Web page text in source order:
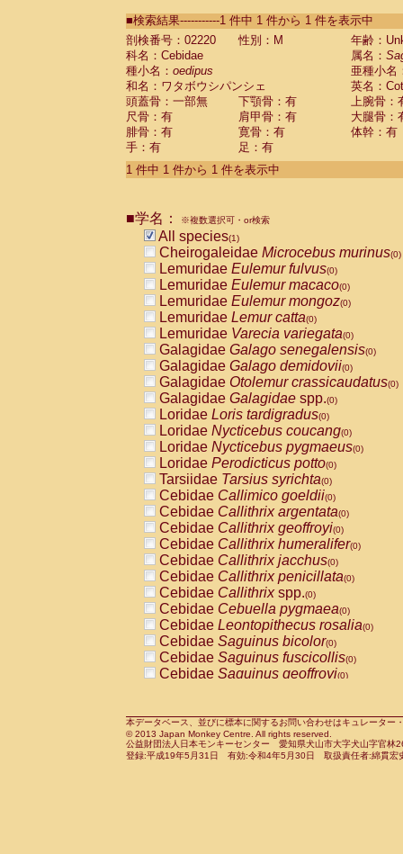
CebidaeSaguinus labiatus(0)
Cebidae Saguinus leucopus (0)
Cebidae
Cebidae
CebidaeSaguinus nigricollis (0)
Cebidae Saguinus oedipus
Cebidae Saguinus weddelli
Cebidae Saguinusspp.
Cebidae Aotus trivirgatus
Cebidae Cebus albifrons
CebidaeCebus nigrivittatus
CebidaeCebus
CebidaeSaimiri boliviensis(0)
CebidaeSaimiri sciureus(0)
AtelidaeAlouatta caraya(0)
AtelidaeAlouatta fusca(0)
AtelidaeAlouatta seniculus
AtelidaeAlouattaspp.(0)
AtelidaeAteles belzebuth(0)
AtelidaeAteles geoffroyi(0)
AtelidaeAteles paniscus(0)
AtelidaeAtelesspp.(0)
Atelidae Lagothrix lagothricha
AtelidaeLagothrix lagothricha cana
PitheciidaeCacajao calvus
PitheciidaeCallicebus cupreus
PitheciidaeCallicebus donacophilus
PitheciidaeCallicebus moloch
PitheciidaeCallicebus torquatus
PitheciidaeCallicebusspp.(0)
PitheciidaeChiropotes satanas(0)
PitheciidaePithecia monachus
PitheciidaePithecia pithecia(0)
CercopithecidaeCercocebus agilis
CercopithecidaeCercocebus
CercopithecidaeCercocebus
CercopithecidaeCercocebus
CercopithecidaeCercocebus
CercopithecidaeCercocebushybrid
CercopithecidaePapio anubis(0)
CercopithecidaePapio cynocephalus
CercopithecidaePapio hamadryas(0)
■検索結果-----------1 件中 1 件から 1 件を表示中
剖検番号：02220
性別：M
年齢：
科名：Cebidae
属名：
種小名： oedipus
亜種小名
和名：ワタボウシパンシェ
英名：
頭蓋骨：一部無
下顎骨：有
上腕骨：
尺骨：有
肩甲骨：有
大腿骨：
腓骨：有
寛骨：有
体幹：有
手：有
足：有
1 件中 1 件から 1 件を表示中
■学名： ※複数選択可・or検索
All species(1)
Cheirogaleidae Microcebus murinus(0)
Lemuridae Eulemur fulvus(0)
Lemuridae Eulemur macaco(0)
Lemuridae Eulemur mongoz(0)
Lemuridae Lemur catta(0)
Lemuridae Varecia variegata(0)
Galagidae Galago senegalensis(0)
Galagidae Galago demidovii(0)
Galagidae Otolemur crassicaudatus(0)
Galagidae Galagidae spp.(0)
Loridae Loris tardigradus(0)
Loridae Nycticebus coucang(0)
Loridae Nycticebus pygmaeus(0)
Loridae Perodicticus potto(0)
Tarsiidae Tarsius syrichta(0)
Cebidae Callimico goeldii(0)
Cebidae Callithrix argentata(0)
Cebidae Callithrix geoffroyi(0)
Cebidae Callithrix humeralifer(0)
Cebidae Callithrix jacchus(0)
Cebidae Callithrix penicillata(0)
Cebidae Callithrixspp.(0)
Cebidae Cebuella pygmaea(0)
Cebidae Leontopithecus rosalia(0)
Cebidae Saguinus bicolor(0)
Cebidae Saguinus fuscicollis(0)
Cebidae Saguinus geoffroyi(0)
CebidaeSaguinus leucopus(0)
CebidaeSaguinus midas(0)
Cebidae Saguinus mystax(0)
本データベース、並びに標本に関するお問い合わせはキュレータ
© 2013 Japan Monkey Centre. All rights reserved.
公益財団法人日本モンキーセンター 愛知県犬山市大字犬山字官
登録:平成19年5月31日 有効:令和4年5月30日 取扱責任者:綿貫宏